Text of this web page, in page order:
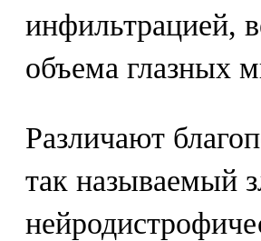
инфильтрацией,
объема глазных
Различают
так называемый